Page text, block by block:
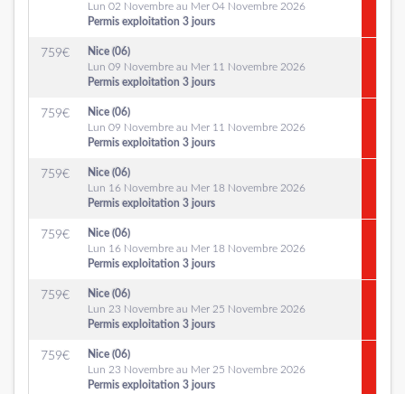
Lun 02 Novembre au Mer 04 Novembre 2026
Permis exploitation 3 jours
759€
Nice (06)
Lun 09 Novembre au Mer 11 Novembre 2026
Permis exploitation 3 jours
759€
Nice (06)
Lun 09 Novembre au Mer 11 Novembre 2026
Permis exploitation 3 jours
759€
Nice (06)
Lun 16 Novembre au Mer 18 Novembre 2026
Permis exploitation 3 jours
759€
Nice (06)
Lun 16 Novembre au Mer 18 Novembre 2026
Permis exploitation 3 jours
759€
Nice (06)
Lun 23 Novembre au Mer 25 Novembre 2026
Permis exploitation 3 jours
759€
Nice (06)
Lun 23 Novembre au Mer 25 Novembre 2026
Permis exploitation 3 jours